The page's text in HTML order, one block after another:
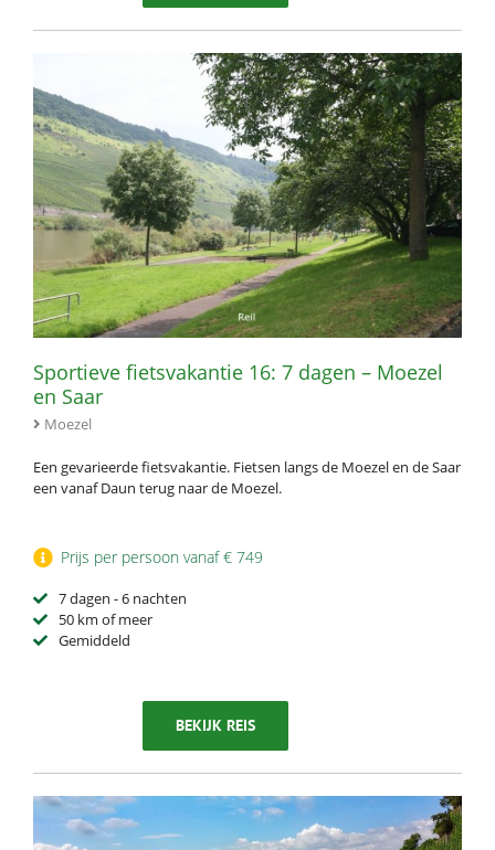
Sportieve fietsvakantie 16: 7 dagen – Moezel
en Saar
Moezel
Een gevarieerde fietsvakantie. Fietsen langs de Moezel en de Saar
een vanaf Daun terug naar de Moezel.
Prijs per persoon vanaf € 749
7 dagen - 6 nachten
50 km of meer
Gemiddeld
BEKIJK REIS